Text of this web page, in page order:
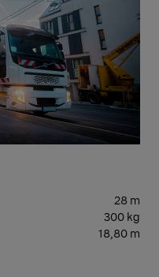
28 m
300 kg
18,80 m